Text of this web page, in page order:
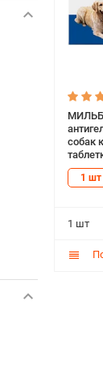
собак
1 шт
1 шт